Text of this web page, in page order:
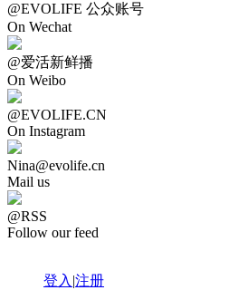
@EVOLIFE 公众账号
On Wechat
@爱活新鲜播
On Weibo
@EVOLIFE.CN
On Instagram
Nina@evolife.cn
Mail us
@RSS
Follow our feed
登入|注册